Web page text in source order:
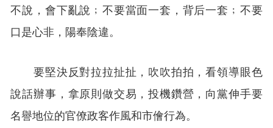
不說，會下亂說﹔不要當面一套，背后一套﹔不要
口是心非，陽奉陰違。
要堅決反對拉拉扯扯，吹吹拍拍，看領導眼色
說話辦事，拿原則做交易，投機鑽營，向黨伸手要
名譽地位的官僚政客作風和市儈行為。